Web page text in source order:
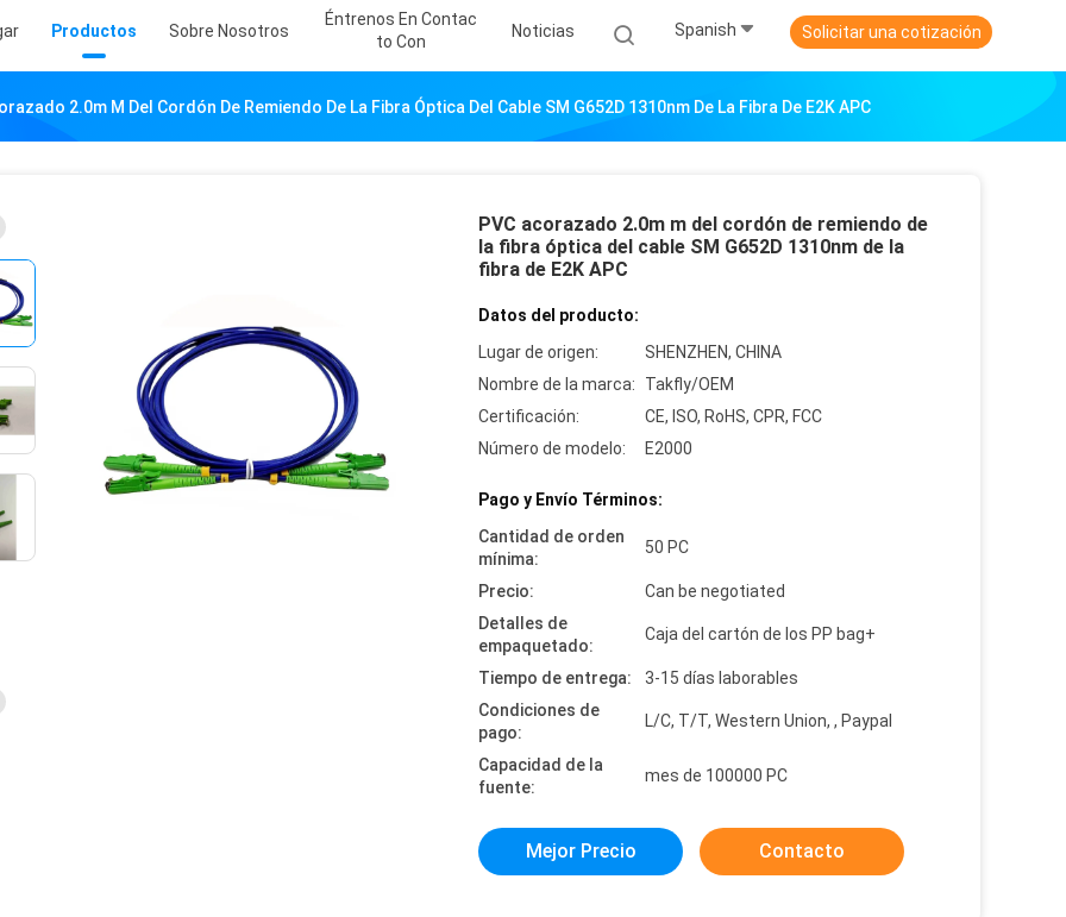
Productos Sobre Nosotros
Éntrenos En Contac
To Con
Noticias Spanish Solicitar una cotización
2.0m M Del Cordón De Remiendo De La Fibra Óptica Del Cable SM G652D 1310nm De La Fibra De E2K APC
PVC acorazado 2.0m m del cordón de remiendo de
la fibra óptica del cable SM G652D 1310nm de la
fibra de E2K APC
Datos del producto:
Lugar de origen:
SHENZHEN, CHINA
Nombre de la marca:
Takfly/OEM
Certificación:
CE, ISO, RoHS, CPR, FCC
Número de modelo:
E2000
Pago y Envío Términos:
Cantidad de orden
mínima:
50 PC
Precio:
Can be negotiated
Detalles de
empaquetado:
Caja del cartón de los PP bag+
Tiempo de entrega:
3-15 días laborables
Condiciones de
pago:
L/C, T/T, Western Union, , Paypal
Capacidad de la
fuente:
mes de 100000 PC
Mejor Precio Contacto